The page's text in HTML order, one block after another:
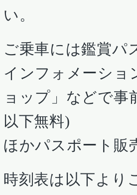
い。
ご乗車には鑑賞パ
インフォメーショ
ョップ」などで事
以下無料)
ほかパスポート販
時刻表は以下より